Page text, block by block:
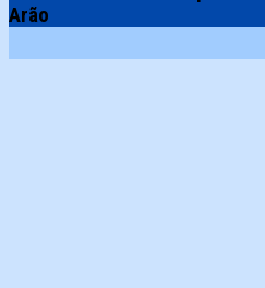
Arão